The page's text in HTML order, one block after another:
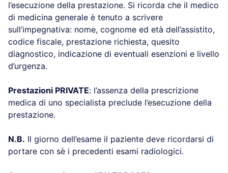
l’esecuzione della prestazione. Si ricorda che il medico
di medicina generale è tenuto a scrivere
sull’impegnativa: nome, cognome ed età dell’assistito,
codice fiscale, prestazione richiesta, quesito
diagnostico, indicazione di eventuali esenzioni e livello
d’urgenza.
Prestazioni PRIVATE: l’assenza della prescrizione
medica di uno specialista preclude l’esecuzione della
prestazione.
N.B. Il giorno dell’esame il paziente deve ricordarsi di
portare con sè i precedenti esami radiologici.